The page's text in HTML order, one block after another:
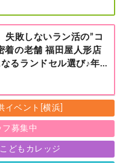
失敗しないラン活の”コ
着の老舗 福田屋人形店
るランドセル選び♪年
イファミリー溝口店］
ベント[横浜]
フ募集中
どもカレッジ